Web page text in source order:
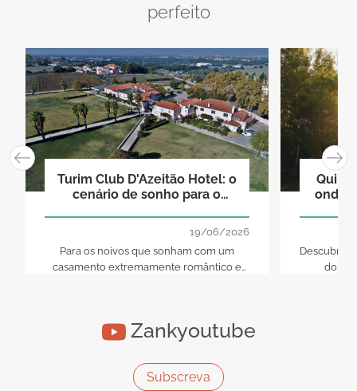
perfeito
Turim Club D'Azeitão Hotel: o
cenário de sonho para o
19/06/2026
Para os noivos que sonham com um
casamento extremamente romântico e
onde
Descubra
dois
Zankyoutube
Subscreva